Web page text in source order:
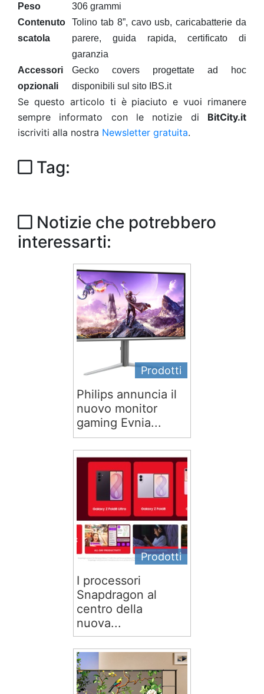
Peso
306 grammi
Contenuto
scatola
Tolino tab 8”, cavo usb, caricabatterie da
parere, guida rapida, certificato di
garanzia
Accessori
opzionali
Gecko covers progettate ad hoc
disponibili sul sito IBS.it
Se questo articolo ti è piaciuto e vuoi rimanere
sempre informato con le notizie di BitCity.it
iscriviti alla nostra Newsletter gratuita.
Tag:
Notizie che potrebbero
interessarti:
Prodotti
Philips annuncia il
nuovo monitor
gaming Evnia...
Prodotti
I processori
Snapdragon al
centro della
nuova...